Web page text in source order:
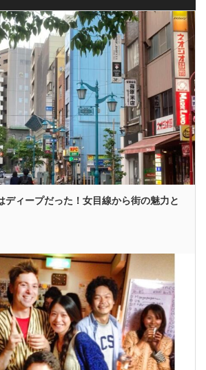
ディープだった！女目線から街の魅力と